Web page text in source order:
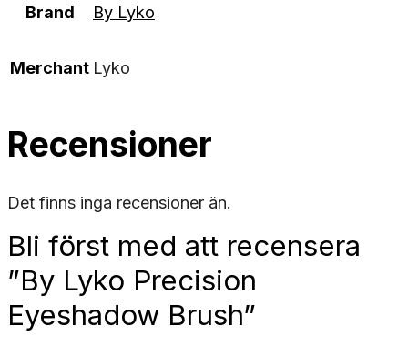
Brand By Lyko
Merchant Lyko
Recensioner
Det finns inga recensioner än.
Bli först med att recensera
”By Lyko Precision
Eyeshadow Brush”